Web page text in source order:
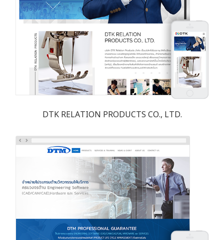
DTK RELATION PRODUCTS CO., LTD.